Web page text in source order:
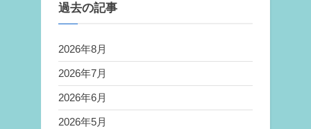
過去の記事
2026年8月
2026年7月
2026年6月
2026年5月